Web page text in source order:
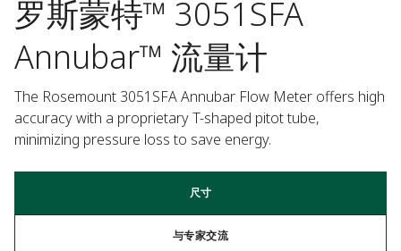
罗斯蒙特™ 3051SFA
Annubar™ 流量计
The Rosemount 3051SFA Annubar Flow Meter offers high
accuracy with a proprietary T-shaped pitot tube,
minimizing pressure loss to save energy.
尺寸
与专家交流